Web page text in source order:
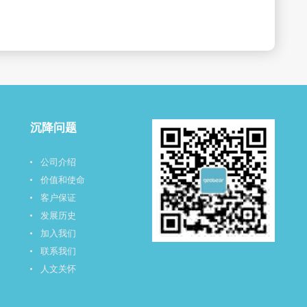
沉降问题
公司介绍
价值和使命
客户保证
发展历史
加入我们
联系我们
人文关怀